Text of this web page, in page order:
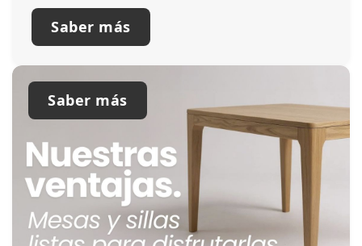
Saber más
Saber más